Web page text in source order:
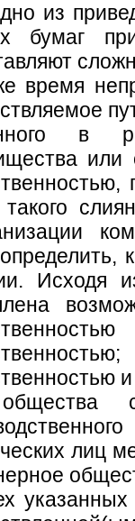
из
бумаг
время
в
или
такого
Исходя
с
лиц
указанных